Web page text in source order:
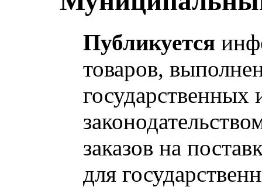
Публикуется
товаров,
заказов на
для